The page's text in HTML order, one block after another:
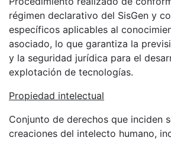
régimen declarativo del SisGen y
específicos aplicables al
asociado, lo que garantiza la
y la seguridad jurídica para el
explotación de tecnologías.
Propiedad intelectual
Conjunto de derechos que inciden
creaciones del intelecto humano,